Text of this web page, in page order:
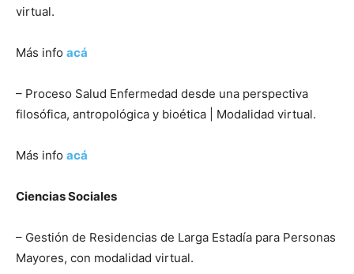
virtual.
Más info acá
– Proceso Salud Enfermedad desde una perspectiva
filosófica, antropológica y bioética | Modalidad virtual.
Más info acá
Ciencias Sociales
– Gestión de Residencias de Larga Estadía para Personas
Mayores, con modalidad virtual.